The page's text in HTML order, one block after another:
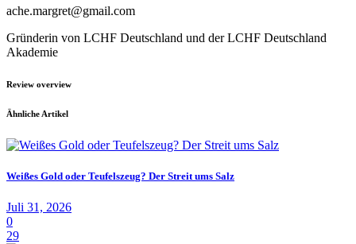
ache.margret@gmail.com
Gründerin von LCHF Deutschland und der LCHF Deutschland
Akademie
Review overview
Ähnliche Artikel
Weißes Gold oder Teufelszeug? Der Streit ums Salz
Juli 31, 2026
0
29